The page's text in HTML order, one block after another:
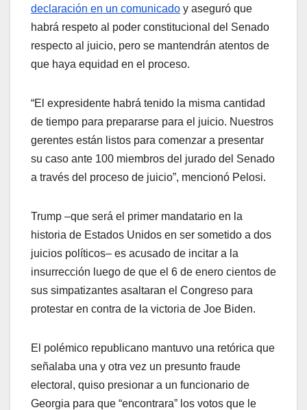
declaración en un comunicado y aseguró que
habrá respeto al poder constitucional del Senado
respecto al juicio, pero se mantendrán atentos de
que haya equidad en el proceso.
“El expresidente habrá tenido la misma cantidad
de tiempo para prepararse para el juicio. Nuestros
gerentes están listos para comenzar a presentar
su caso ante 100 miembros del jurado del Senado
a través del proceso de juicio”, mencionó Pelosi.
Trump –que será el primer mandatario en la
historia de Estados Unidos en ser sometido a dos
juicios políticos– es acusado de incitar a la
insurrección luego de que el 6 de enero cientos de
sus simpatizantes asaltaran el Congreso para
protestar en contra de la victoria de Joe Biden.
El polémico republicano mantuvo una retórica que
señalaba una y otra vez un presunto fraude
electoral, quiso presionar a un funcionario de
Georgia para que “encontrara” los votos que le